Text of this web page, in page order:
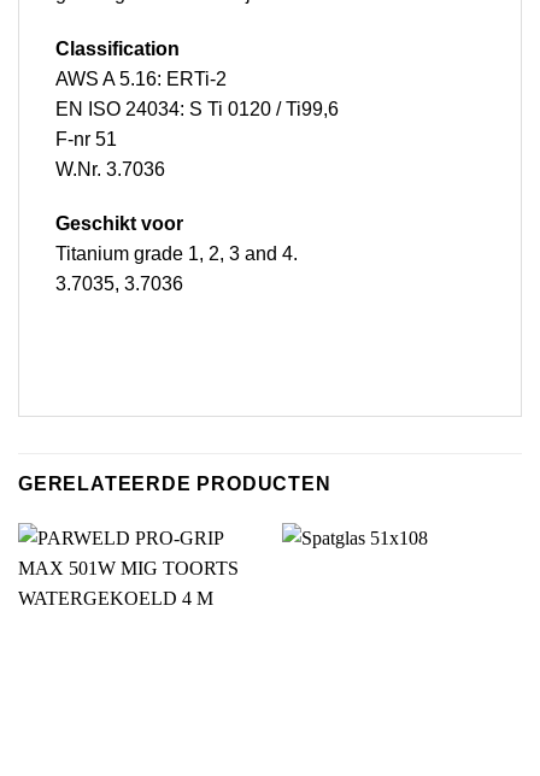
Classification
AWS A 5.16: ERTi-2
EN ISO 24034: S Ti 0120 / Ti99,6
F-nr 51
W.Nr. 3.7036
Geschikt voor
Titanium grade 1, 2, 3 and 4.
3.7035, 3.7036
GERELATEERDE PRODUCTEN